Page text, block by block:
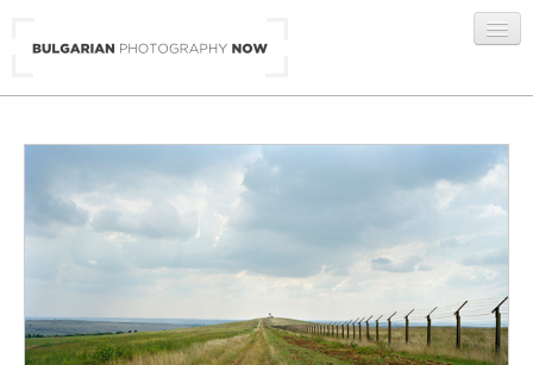
ГАЛЕРИИ
АВТОРИ